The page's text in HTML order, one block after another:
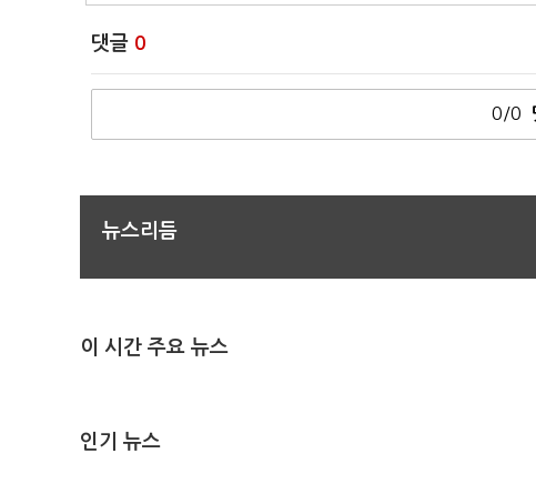
댓글 0
0/0
뉴스리듬
이 시간 주요 뉴스
인기 뉴스